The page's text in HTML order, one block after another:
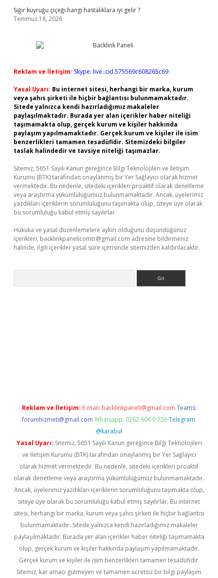
Sığır kuyruğu çiçeği hangi hastalıklara iyi gelir ?
Temmuz 18, 2026
Reklam ve İletişim: Skype: live:.cid.575569c608265c69
Yasal Uyarı: Bu internet sitesi, herhangi bir marka, kurum
veya şahıs şirketi ile hiçbir bağlantısı bulunmamaktadır.
Sitede yalnızca kendi hazırladığımız makaleler
paylaşılmaktadır. Burada yer alan içerikler haber niteliği
taşımamakta olup, gerçek kurum ve kişiler hakkında
paylaşım yapılmamaktadır. Gerçek kurum ve kişiler ile isim
benzerlikleri tamamen tesadüfidir. Sitemizdeki bilgiler
taslak halindedir ve tavsiye niteliği taşımazlar.
Sitemiz, 5651 Sayılı Kanun gereğince Bilgi Teknolojileri ve İletişim
Kurumu (BTK) tarafından onaylanmış bir Yer Sağlayıcı olarak hizmet
vermektedir. Bu nedenle, sitedeki içerikleri proaktif olarak denetleme
veya araştırma yükümlülüğümüz bulunmamaktadır. Ancak, üyelerimiz
yazdıkları içeriklerin sorumluluğunu taşımakta olup, siteye üye olarak
bu sorumluluğu kabul etmiş sayılırlar.
Hukuka ve yasal düzenlemelere aykırı olduğunu düşündüğünüz
içerikleri, backlinkpanelicomtr@gmail.com adresine bildirmeniz
halinde, ilgili içerikler yasal süre içerisinde sitemizden kaldırılacaktır.
Reklam ve İletişim: E-mail: backlinkpaneli@gmail.com Teams:
forumhizmeti@gmail.com Whatsapp: 0262 606 0 726 Telegram:
@karabul
Yasal Uyarı: Sitemiz, 5651 Sayılı Kanun gereğince Bilgi Teknolojileri
ve İletişim Kurumu (BTK) tarafından onaylanmış bir Yer Sağlayıcı
olarak hizmet vermektedir. Bu nedenle, sitedeki içerikleri proaktif
olarak denetleme veya araştırma yükümlülüğümüz bulunmamaktadır.
Ancak, üyelerimiz yazdıkları içeriklerin sorumluluğunu taşımakta olup,
siteye üye olarak bu sorumluluğu kabul etmiş sayılırlar. Bu internet
sitesi, herhangi bir marka, kurum veya şahıs şirketi ile hiçbir bağlantısı
bulunmamaktadır. Sitede yalnızca kendi hazırladığımız makaleler
paylaşılmaktadır. Burada yer alan içerikler haber niteliği taşımamakta
olup, gerçek kurum ve kişiler hakkında paylaşım yapılmamaktadır.
Gerçek kurum ve kişiler ile isim benzerlikleri tamamen tesadüfidir.
Sitemiz, kar amacı gütmeyen ve tamamen ücretsiz bir bilgi paylaşım